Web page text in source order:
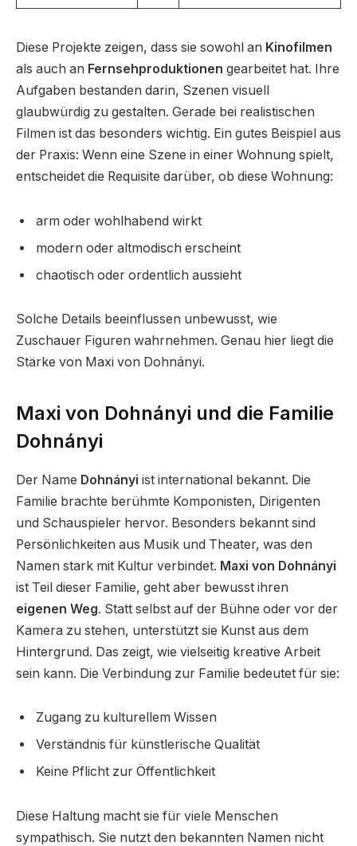
Diese Projekte zeigen, dass sie sowohl an Kinofilmen
als auch an Fernsehproduktionen gearbeitet hat. Ihre
Aufgaben bestanden darin, Szenen visuell
glaubwürdig zu gestalten. Gerade bei realistischen
Filmen ist das besonders wichtig. Ein gutes Beispiel aus
der Praxis: Wenn eine Szene in einer Wohnung spielt,
entscheidet die Requisite darüber, ob diese Wohnung:
arm oder wohlhabend wirkt
modern oder altmodisch erscheint
chaotisch oder ordentlich aussieht
Solche Details beeinflussen unbewusst, wie
Zuschauer Figuren wahrnehmen. Genau hier liegt die
Stärke von Maxi von Dohnányi.
Maxi von Dohnányi und die Familie
Dohnányi
Der Name Dohnányi ist international bekannt. Die
Familie brachte berühmte Komponisten, Dirigenten
und Schauspieler hervor. Besonders bekannt sind
Persönlichkeiten aus Musik und Theater, was den
Namen stark mit Kultur verbindet. Maxi von Dohnányi
ist Teil dieser Familie, geht aber bewusst ihren
eigenen Weg. Statt selbst auf der Bühne oder vor der
Kamera zu stehen, unterstützt sie Kunst aus dem
Hintergrund. Das zeigt, wie vielseitig kreative Arbeit
sein kann. Die Verbindung zur Familie bedeutet für sie:
Zugang zu kulturellem Wissen
Verständnis für künstlerische Qualität
Keine Pflicht zur Öffentlichkeit
Diese Haltung macht sie für viele Menschen
sympathisch. Sie nutzt den bekannten Namen nicht